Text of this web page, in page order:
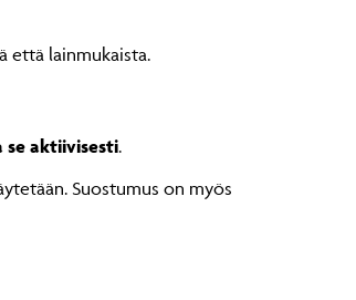
että lainmukaista.
se aktiivisesti.
Suostumus on myös